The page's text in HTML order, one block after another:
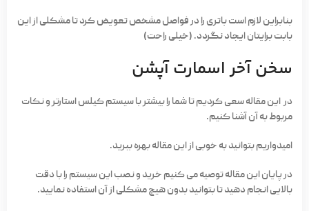
بنابراین لازم است باتری را در فواصل مشخص تعویض کرد تا مشکلی از این
بابت برایتان ایجاد نگردد. (خیلی راحت)
سخن آخر اسمارت آپشن
در این مقاله سعی کردیم تا شما را بیشتر با سیستم کیلس استارتر و نکات
مربوط به آن آشنا کنیم.
امیدواریم بتوانید به خوبی از این مقاله بهره ببرید.
در پایان این مقاله توصیه می کنیم خرید و نصب این سیستم را با دقت
بالایی انجام دهید تا بتوانید بدون هیچ مشکلی از آن استفاده نمایید.